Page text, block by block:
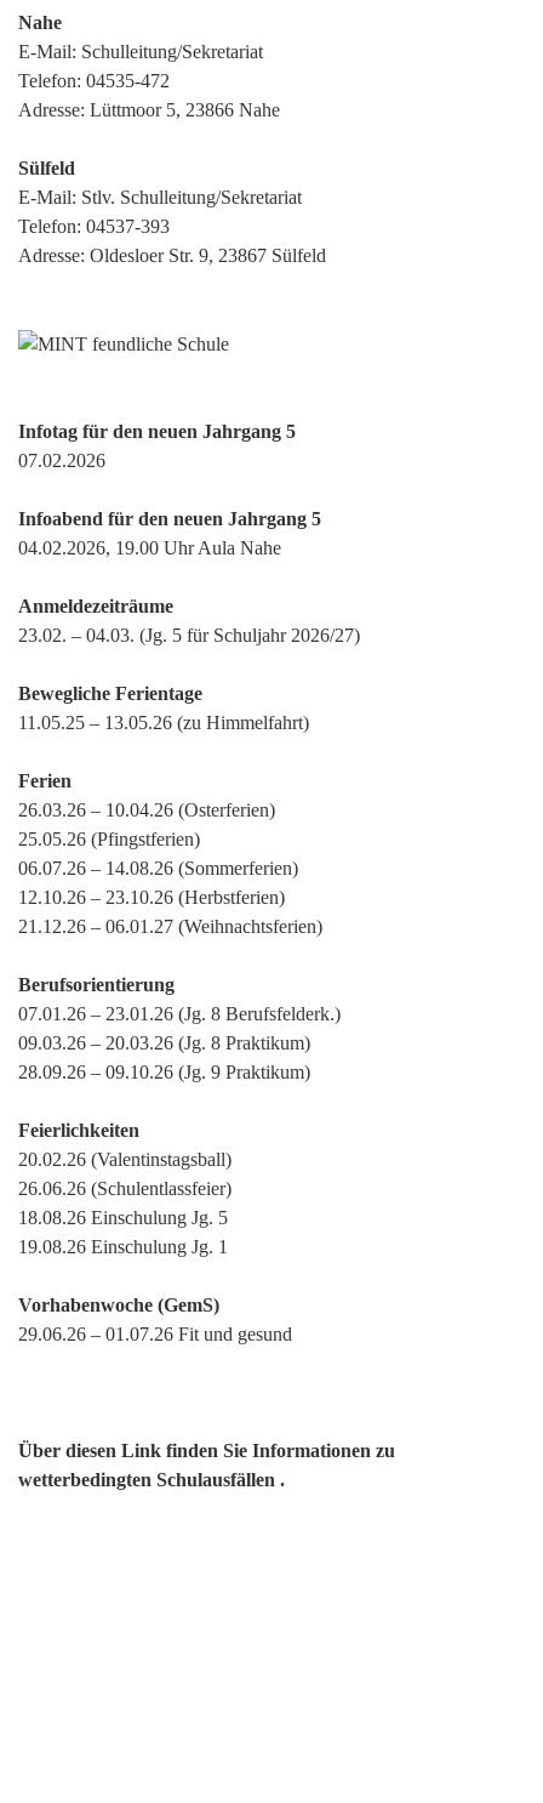
Nahe
E-Mail: Schulleitung/Sekretariat
Telefon: 04535-472
Adresse: Lüttmoor 5, 23866 Nahe
Sülfeld
E-Mail: Stlv. Schulleitung/Sekretariat
Telefon: 04537-393
Adresse: Oldesloer Str. 9, 23867 Sülfeld
Infotag für den neuen Jahrgang 5
07.02.2026
Infoabend für den neuen Jahrgang 5
04.02.2026, 19.00 Uhr Aula Nahe
Anmeldezeiträume
23.02. – 04.03. (Jg. 5 für Schuljahr 2026/27)
Bewegliche Ferientage
11.05.25 – 13.05.26 (zu Himmelfahrt)
Ferien
26.03.26 – 10.04.26 (Osterferien)
25.05.26 (Pfingstferien)
06.07.26 – 14.08.26 (Sommerferien)
12.10.26 – 23.10.26 (Herbstferien)
21.12.26 – 06.01.27 (Weihnachtsferien)
Berufsorientierung
07.01.26 – 23.01.26 (Jg. 8 Berufsfelderk.)
09.03.26 – 20.03.26 (Jg. 8 Praktikum)
28.09.26 – 09.10.26 (Jg. 9 Praktikum)
Feierlichkeiten
20.02.26 (Valentinstagsball)
26.06.26 (Schulentlassfeier)
18.08.26 Einschulung Jg. 5
19.08.26 Einschulung Jg. 1
Vorhabenwoche (GemS)
29.06.26 – 01.07.26 Fit und gesund
Über diesen Link finden Sie Informationen zu
wetterbedingten Schulausfällen .